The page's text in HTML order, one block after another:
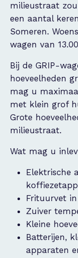
milieustraat
een aantal
Someren.
wagen van
Bij de GRIP-
hoeveelheden
mag u
met klein grof
Grote
milieustraat.
Wat mag u
Elektrische
Frituurvet
Zuiver
Kleine
Batterijen,
apparaten